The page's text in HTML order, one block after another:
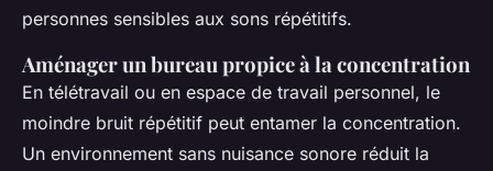
personnes sensibles aux sons répétitifs.
Aménager un bureau propice à la concentration
En télétravail ou en espace de travail personnel, le
moindre bruit répétitif peut entamer la concentration.
Un environnement sans nuisance sonore réduit la